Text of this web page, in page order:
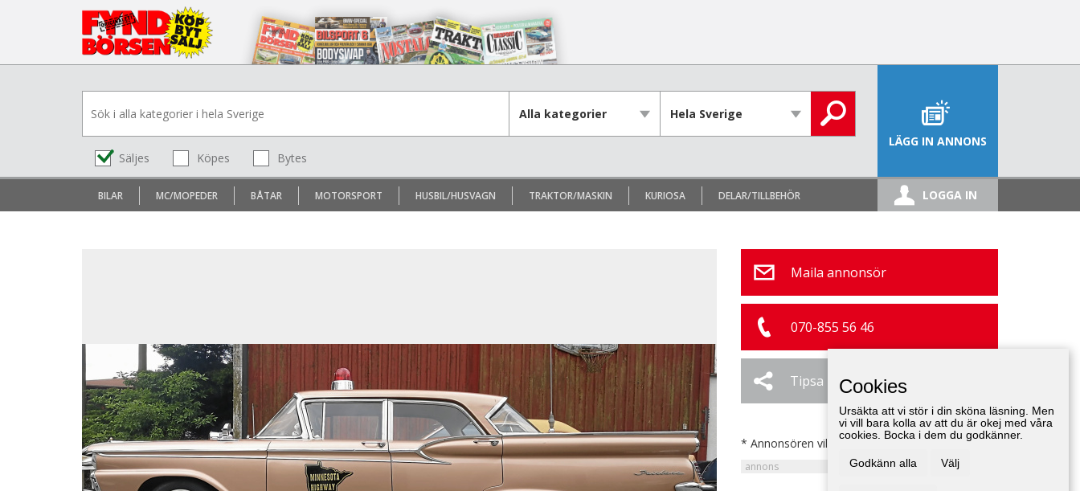
LÄGG IN ANNONS
LOGGA IN
BILAR MC/MOPEDER BÅTAR MOTORSPORT HUSBIL/HUSVAGN TRAKTOR/MASKIN KURIOSA DELAR/TILLBEHÖR
Säljes Köpes Bytes
Maila annonsör
070-855 56 46
Tipsa Ändra / Ta bort
* Annonsören vill inte bli kontaktad av försäljare.
Cookies
Ursäkta att vi stör i din sköna läsning. Men
vi vill bara kolla av att du är okej med våra
cookies. Bocka i dem du godkänner.
Godkänn alla Välj